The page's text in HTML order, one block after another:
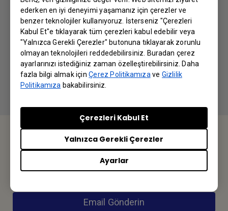
ederken en iyi deneyimi yaşamanız için çerezler ve
benzer teknolojiler kullanıyoruz. İsterseniz "Çerezleri
Kabul Et"e tıklayarak tüm çerezleri kabul edebilir veya
"Yalnızca Gerekli Çerezler" butonuna tıklayarak zorunlu
olmayan teknolojileri reddedebilirsiniz. Buradan çerez
ayarlarınızı istediğiniz zaman özelleştirebilirsiniz. Daha
fazla bilgi almak içinÇerez Politikamıza veGizlilik
Politikamıza bakabilirsiniz.
Ayarlar
Yalnızca Gerekli Çerezler
Çerezleri Kabul Et
InstaShow, olağanüstü bir Video/Sunum
Moduna sahiptir. InstaShow S'de de bu özellik
var mı?
BİZE ULAŞIN
Sorularınız için bizimle iletişime geçebilirsiniz.
Email Gönderin